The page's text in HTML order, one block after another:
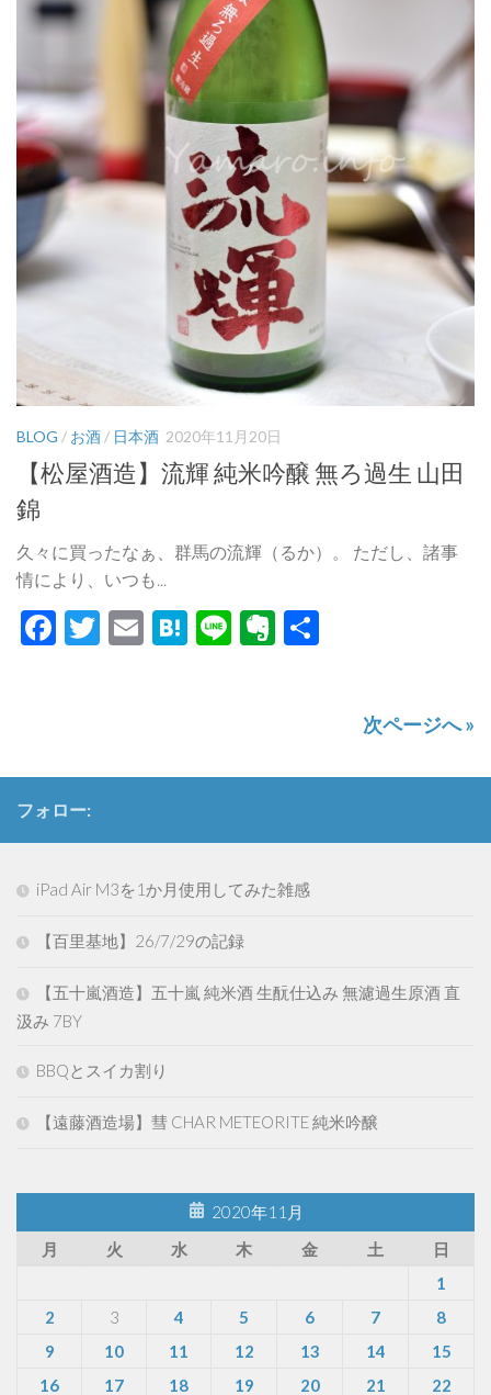
BLOG / お酒 / 日本酒 2020年11月20日
【松屋酒造】流輝 純米吟醸 無ろ過生 山田
錦
久々に買ったなぁ、群馬の流輝（るか）。 ただし、諸事
情により、いつも...
Facebook
Twitter
EmailHatena
LineEvernote
次ページへ »
フォロー:
iPad Air M3を1か月使用してみた雑感
【百里基地】26/7/29の記録
【五十嵐酒造】五十嵐 純米酒 生酛仕込み 無濾過生原酒 直
汲み 7BY
BBQとスイカ割り
【遠藤酒造場】彗 CHAR METEORITE 純米吟醸
2020年11月
月
火 水 木 金 土
日
1
2
3 4 5 6 7
8
9
10 11 12 13 14
15
16
17 18 19 20 21 22